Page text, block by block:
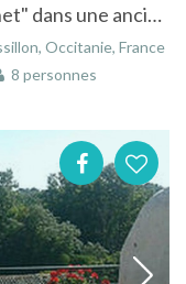
Chambres d'hôtes "Mas de Martinet" dans une ancienne demeure du XVIIIème siècle
Occitanie, France
8 personnes